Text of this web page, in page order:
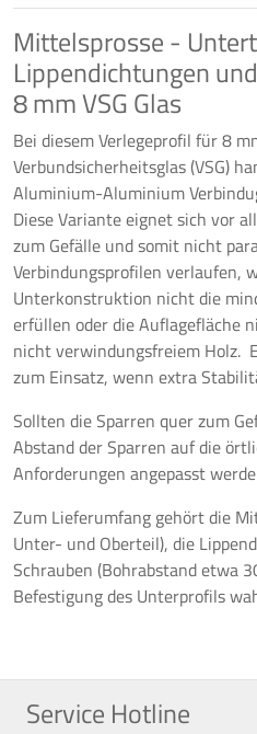
Mittelsprosse -
Lippendichtungen
8 mm VSG Glas
Bei diesem Verlegeprofil für 8
Verbundsicherheitsglas (VSG)
Aluminium-Aluminium
Diese Variante eignet sich vor
zum Gefälle und somit nicht
Verbindungsprofilen verlaufen,
Unterkonstruktion nicht die
erfüllen oder die Auflagefläche
nicht verwindungsfreiem Holz.
zum Einsatz, wenn extra
Sollten die Sparren quer zum
Abstand der Sparren auf die
Anforderungen angepasst
Zum Lieferumfang gehört die
Unter- und Oberteil), die
Schrauben (Bohrabstand etwa
Befestigung des Unterprofils
Service Hotline